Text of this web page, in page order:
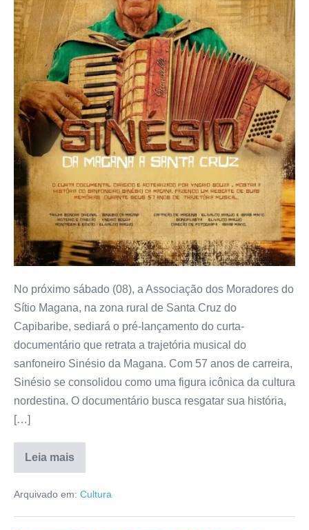
No próximo sábado (08), a Associação dos Moradores do
Sítio Magana, na zona rural de Santa Cruz do
Capibaribe, sediará o pré-lançamento do curta-
documentário que retrata a trajetória musical do
sanfoneiro Sinésio da Magana. Com 57 anos de carreira,
Sinésio se consolidou como uma figura icônica da cultura
nordestina. O documentário busca resgatar sua história,
[…]
Leia mais
Arquivado em: Cultura